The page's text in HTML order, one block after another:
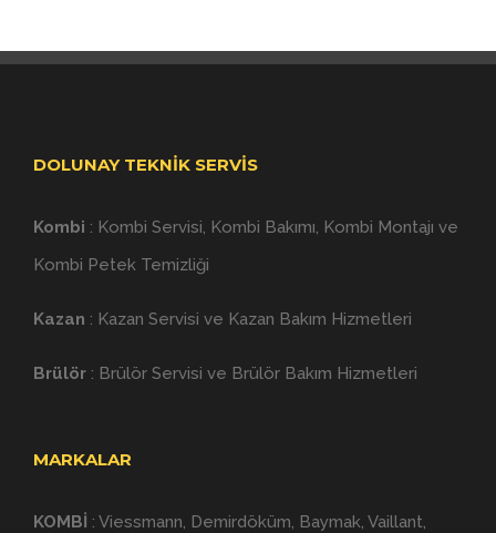
DOLUNAY TEKNIK SERVIS
Kombi : Kombi Servisi, Kombi Bakımı, Kombi Montajı ve
Kombi Petek Temizliği
Kazan : Kazan Servisi ve Kazan Bakım Hizmetleri
Brülör : Brülör Servisi ve Brülör Bakım Hizmetleri
MARKALAR
KOMBİ : Viessmann, Demirdöküm, Baymak, Vaillant,